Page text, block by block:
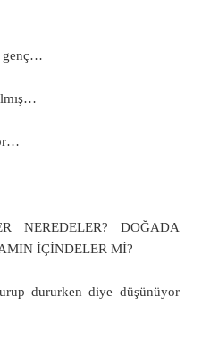
genç…
NEREDELER? DOĞADA
İÇİNDELER Mİ?
dururken diye düşünüyor